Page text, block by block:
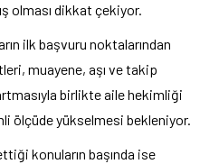
olması dikkat çekiyor.
ilk başvuru noktalarından
muayene, aşı ve takip
birlikte aile hekimliği
ölçüde yükselmesi bekleniyor.
konuların başında ise